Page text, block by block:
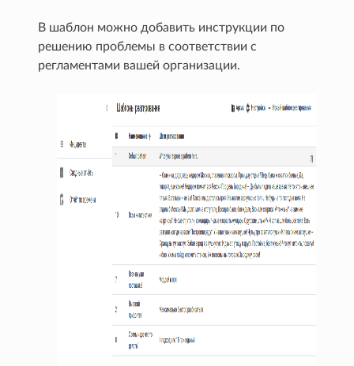
В шаблон можно добавить инструкции по
решению проблемы в соответствии с
регламентами вашей организации.